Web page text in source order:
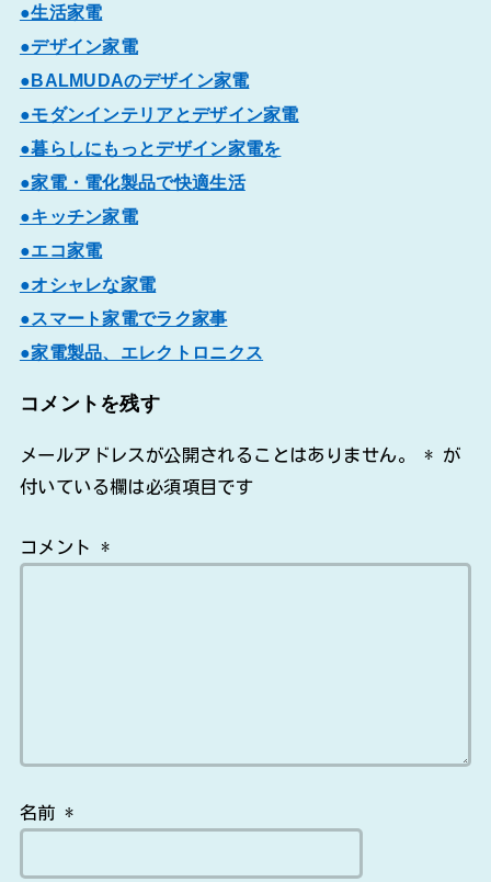
●生活家電
●デザイン家電
●BALMUDAのデザイン家電
●モダンインテリアとデザイン家電
●暮らしにもっとデザイン家電を
●家電・電化製品で快適生活
●キッチン家電
●エコ家電
●オシャレな家電
●スマート家電でラク家事
●家電製品、エレクトロニクス
コメントを残す
メールアドレスが公開されることはありません。 * が
付いている欄は必須項目です
コメント *
名前*